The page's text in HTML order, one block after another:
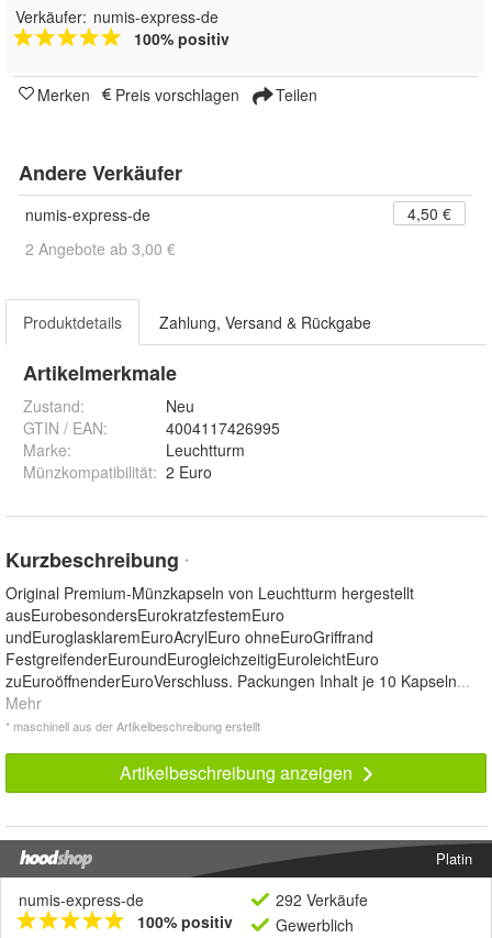
Verkäufer: numis-express-de
100% positiv
Merken Preis vorschlagen Teilen
Andere Verkäufer
numis-express-de
4,50 €
2 Angebote ab 3,00 €
Produktdetails Zahlung, Versand & Rückgabe
Artikelmerkmale
Zustand:
Neu
GTIN / EAN:
4004117426995
Marke:
Leuchtturm
Münzkompatibilität: 2 Euro
Kurzbeschreibung *
Original Premium-Münzkapseln von Leuchtturm hergestellt
ausEurobesondersEurokratzfestemEuro
undEuroglasklaremEuroAcrylEuro ohneEuroGriffrand
FestgreifenderEuroundEurogleichzeitigEuroleichtEuro
zuEuroöffnenderEuroVerschluss. Packungen Inhalt je 10 Kapseln...
Mehr
* maschinell aus der Artikelbeschreibung erstellt
Artikelbeschreibung anzeigen
Platin
numis-express-de
100% positiv
292 Verkäufe
Gewerblich